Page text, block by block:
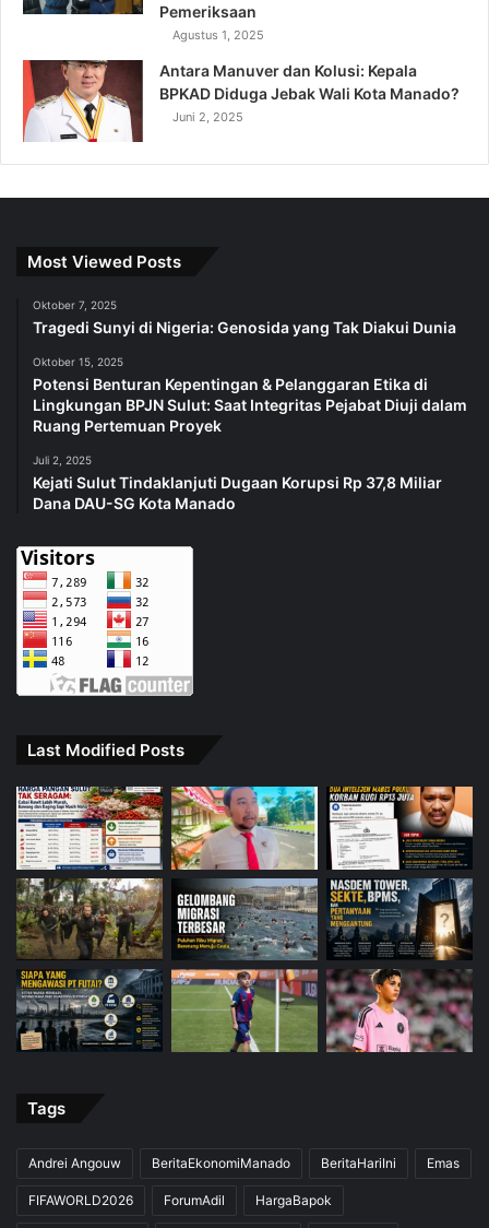
Pemeriksaan
Agustus 1, 2025
Antara Manuver dan Kolusi: Kepala
BPKAD Diduga Jebak Wali Kota Manado?
Juni 2, 2025
Most Viewed Posts
Oktober 7, 2025
Tragedi Sunyi di Nigeria: Genosida yang Tak Diakui Dunia
Oktober 15, 2025
Potensi Benturan Kepentingan & Pelanggaran Etika di
Lingkungan BPJN Sulut: Saat Integritas Pejabat Diuji dalam
Ruang Pertemuan Proyek
Juli 2, 2025
Kejati Sulut Tindaklanjuti Dugaan Korupsi Rp 37,8 Miliar
Dana DAU-SG Kota Manado
Last Modified Posts
Tags
Andrei Angouw BeritaEkonomiManado BeritaHariIni Emas
FIFAWORLD2026 ForumAdil HargaBapok